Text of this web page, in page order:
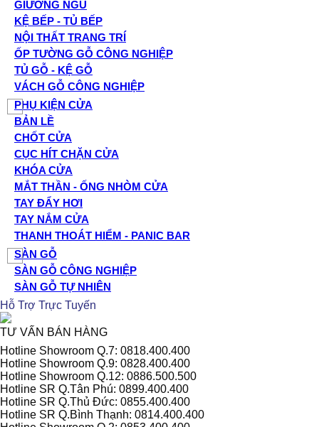
GIƯỜNG NGỦ
KỆ BẾP - TỦ BẾP
NỘI THẤT TRANG TRÍ
ỐP TƯỜNG GỖ CÔNG NGHIỆP
TỦ GỖ - KỆ GỖ
VÁCH GỖ CÔNG NGHIỆP
PHỤ KIỆN CỬA
BẢN LỀ
CHỐT CỬA
CỤC HÍT CHẶN CỬA
KHÓA CỬA
MẮT THẦN - ỐNG NHÒM CỬA
TAY ĐẨY HƠI
TAY NẮM CỬA
THANH THOÁT HIỂM - PANIC BAR
SÀN GỖ
SÀN GỖ CÔNG NGHIỆP
SÀN GỖ TỰ NHIÊN
Hỗ Trợ Trực Tuyến
TƯ VẤN BÁN HÀNG
Hotline Showroom Q.7: 0818.400.400
Hotline Showroom Q.9: 0828.400.400
Hotline Showroom Q.12: 0886.500.500
Hotline SR Q.Tân Phú: 0899.400.400
Hotline SR Q.Thủ Đức: 0855.400.400
Hotline SR Q.Bình Thạnh: 0814.400.400